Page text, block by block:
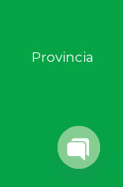
Provincia